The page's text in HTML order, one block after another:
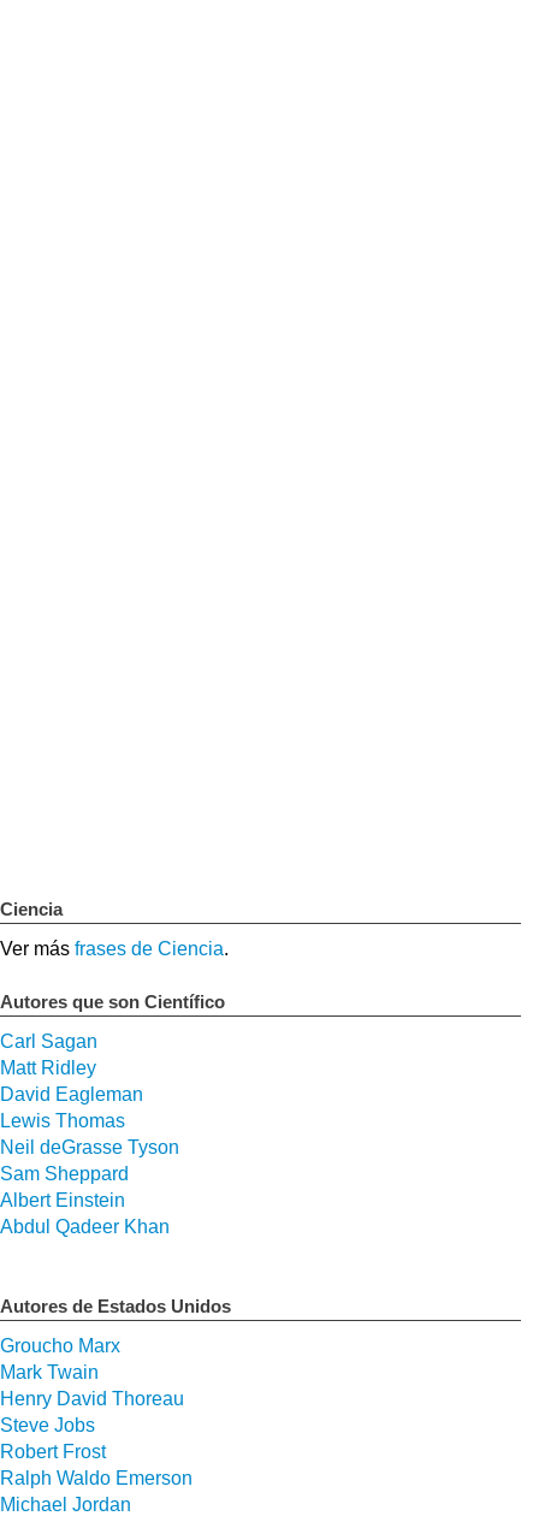
Ciencia
Ver más frases de Ciencia.
Autores que son Científico
Carl Sagan
Matt Ridley
David Eagleman
Lewis Thomas
Neil deGrasse Tyson
Sam Sheppard
Albert Einstein
Abdul Qadeer Khan
Autores de Estados Unidos
Groucho Marx
Mark Twain
Henry David Thoreau
Steve Jobs
Robert Frost
Ralph Waldo Emerson
Michael Jordan